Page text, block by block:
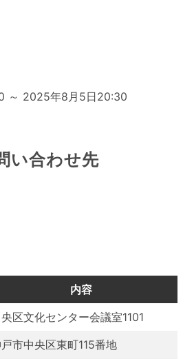
～ 2025年8月5日20:30
い合わせ先
内容
区文化センター会議室1101
市中央区東町115番地